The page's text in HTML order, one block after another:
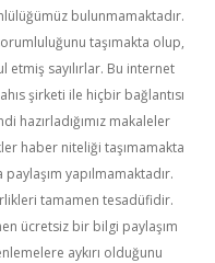
bulunmamaktadır.
taşımakta olup,
sayılırlar. Bu internet
şirketi ile hiçbir bağlantısı
hazırladığımız makaleler
haber niteliği taşımamakta
yapılmamaktadır.
tamamen tesadüfidir.
ücretsiz bir bilgi paylaşım
aykırı olduğunu